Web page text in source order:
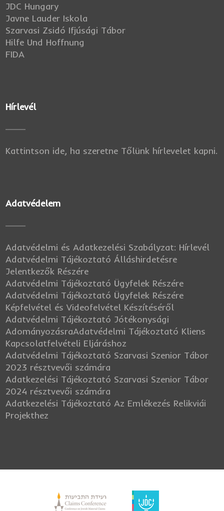
JDC Hungary
Javne Lauder Iskola
Szarvasi Zsidó Ifjúsági Tábor
Hilfe Und Hoffnung
FIDA
Hírlevél
Kattintson ide, ha szeretne Tőlünk hírlevelet kapni.
Adatvédelem
Adatvédelmi és Adatkezelési Szabályzat: Hírlevél
Adatvédelmi Tájékoztató Álláshirdetésre
Jelentkezők Részére
Adatvédelmi Tájékoztató Ügyfelek Részére
Adatvédelmi Tájékoztató Ügyfelek Részére
Képfelvétel és Videofelvétel Készítéséről
Adatvédelmi Tájékoztató Jótékonysági
AdományozásraAdatvédelmi Tájékoztató Kliens
Kapcsolatfelvételi Eljáráshoz
Adatvédelmi Tájékoztató Szarvasi Szenior Tábor
2023 résztvevői számára
Adatkezelési Tájékoztató Szarvasi Szenior Tábor
2024 résztvevői számára
Adatkezelési Tájékoztató Az Emlékezés Relikviái
Projekthez